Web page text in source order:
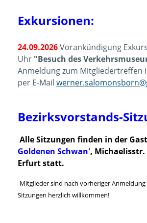
Exkursionen:
24.09.2026Vorankündigung
Uhr "Besuch des
Anmeldung zum Mitgliedertreffen
per E-Mail
Bezirksvorstands-
Alle Sitzungen finden in der
Goldenen Schwan', Michaelisstr.
Erfurt statt.
Mitglieder sind nach vorheriger Anmeldung
Sitzungen herzlich willkommen!